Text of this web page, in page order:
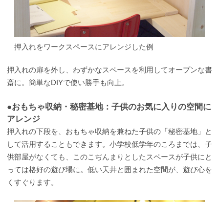
押入れをワークスペースにアレンジした例
押入れの扉を外し、わずかなスペースを利用してオープンな書
斎に。簡単なDIYで使い勝手も向上。
●おもちゃ収納・秘密基地：子供のお気に入りの空間に
アレンジ
押入れの下段を、おもちゃ収納を兼ねた子供の「秘密基地」と
して活用することもできます。小学校低学年のころまでは、子
供部屋がなくても、このこぢんまりとしたスペースが子供にと
っては格好の遊び場に。低い天井と囲まれた空間が、遊び心を
くすぐります。